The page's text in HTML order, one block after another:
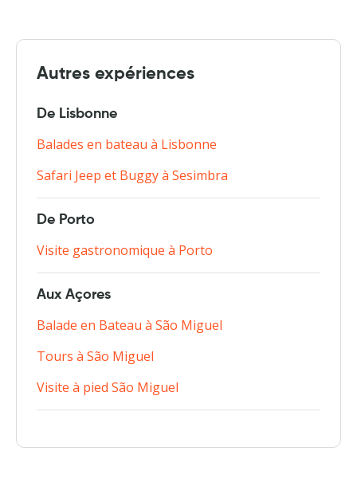
Autres expériences
De Lisbonne
Balades en bateau à Lisbonne
Safari Jeep et Buggy à Sesimbra
De Porto
Visite gastronomique à Porto
Aux Açores
Balade en Bateau à São Miguel
Tours à São Miguel
Visite à pied São Miguel